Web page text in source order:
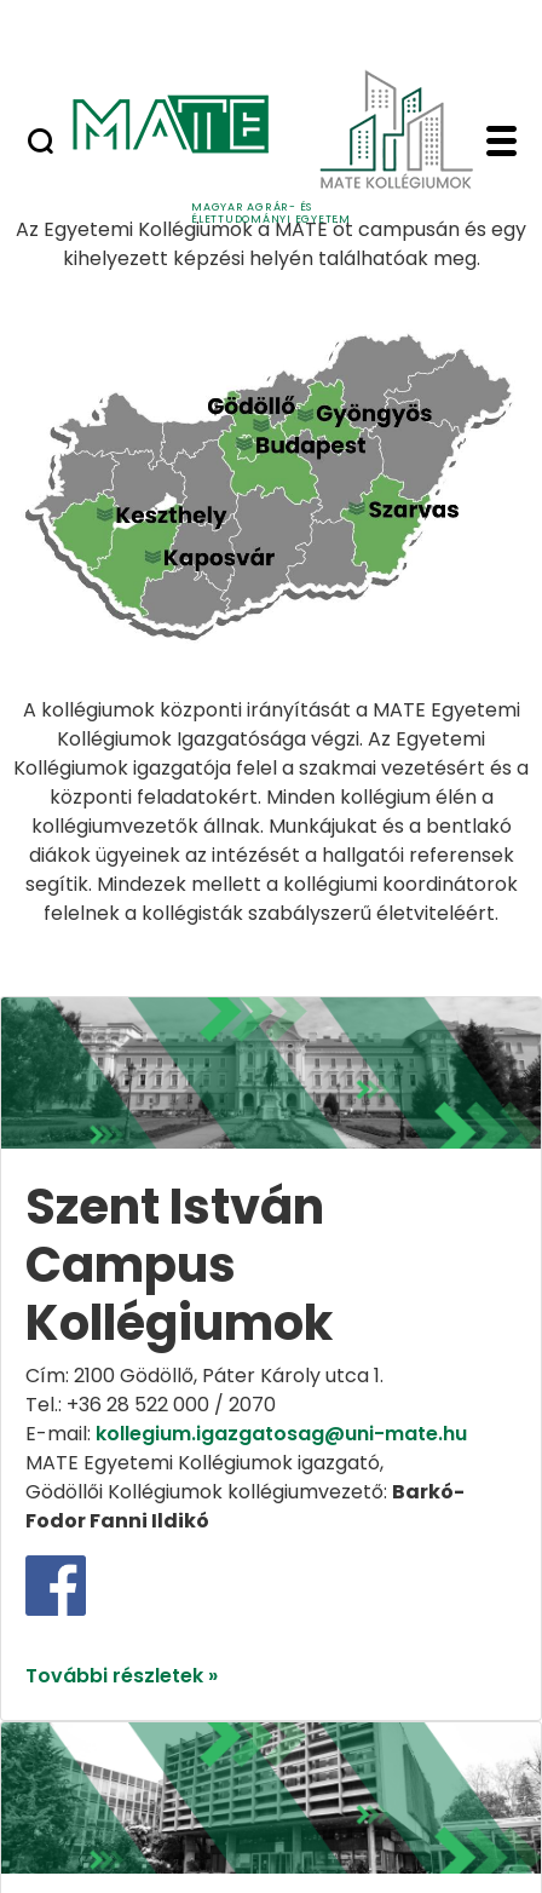
MAGYAR AGRÁR- ÉS
ÉLETTUDOMÁNYI EGYETEM
Nyilvános versenyeztetési felhívások
Kezdőlap - MATE
Last modified: 01. September 2022
Az Egyetemi Kollégiumok a MATE öt campusán és egy
kihelyezett képzési helyén találhatóak meg.
A kollégiumok központi irányítását a MATE Egyetemi
Kollégiumok Igazgatósága végzi. Az Egyetemi
Kollégiumok igazgatója felel a szakmai vezetésért és a
központi feladatokért. Minden kollégium élén a
kollégiumvezetők állnak. Munkájukat és a bentlakó
diákok ügyeinek az intézését a hallgatói referensek
segítik. Mindezek mellett a kollégiumi koordinátorok
felelnek a kollégisták szabályszerű életviteléért.
Szent István
Campus
Kollégiumok
Cím: 2100 Gödöllő, Páter Károly utca 1.
Tel.: +36 28 522 000 / 2070
E-mail: kollegium.igazgatosag@uni-mate.hu
MATE Egyetemi Kollégiumok igazgató,
Gödöllői Kollégiumok kollégiumvezető: Barkó-
Fodor Fanni Ildikó
További részletek »